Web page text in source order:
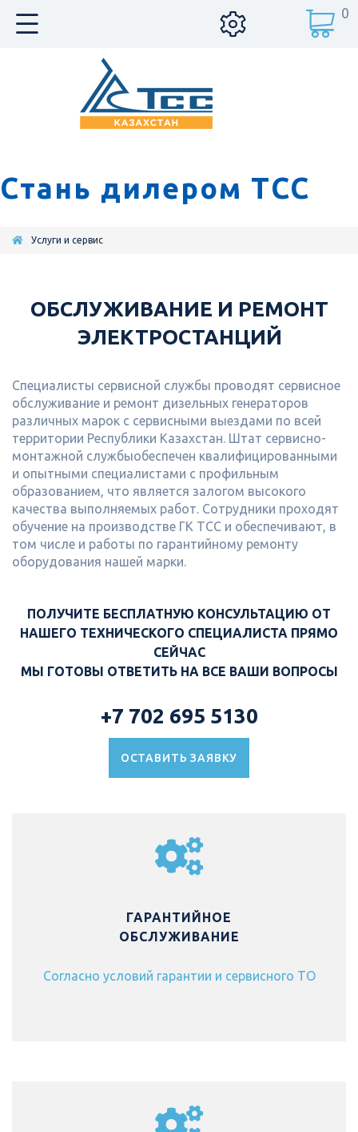
Стань дилером ТСС
0
Услуги и сервис
ОБСЛУЖИВАНИЕ И РЕМОНТ
ЭЛЕКТРОСТАНЦИЙ
Специалисты сервисной службы проводят сервисное
обслуживание и ремонт дизельных генераторов
различных марок с сервисными выездами по всей
территории Республики Казахстан. Штат сервисно-
монтажной службыобеспечен квалифицированными
и опытными специалистами с профильным
образованием, что является залогом высокого
качества выполняемых работ. Сотрудники проходят
обучение на производстве ГК ТСС и обеспечивают, в
том числе и работы по гарантийному ремонту
оборудования нашей марки.
ПОЛУЧИТЕ БЕСПЛАТНУЮ КОНСУЛЬТАЦИЮ ОТ
НАШЕГО ТЕХНИЧЕСКОГО СПЕЦИАЛИСТА ПРЯМО
СЕЙЧАС
МЫ ГОТОВЫ ОТВЕТИТЬ НА ВСЕ ВАШИ ВОПРОСЫ
+7 702 695 5130
ОСТАВИТЬ ЗАЯВКУ
ГАРАНТИЙНОЕ
ОБСЛУЖИВАНИЕ
Согласно условий гарантии и сервисного ТО